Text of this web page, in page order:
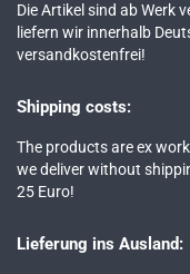
Die Artikel sind ab Werk
liefern wir innerhalb
versandkostenfrei!
Shipping costs:
The products are ex
we deliver without
25 Euro!
Lieferung ins Ausland: